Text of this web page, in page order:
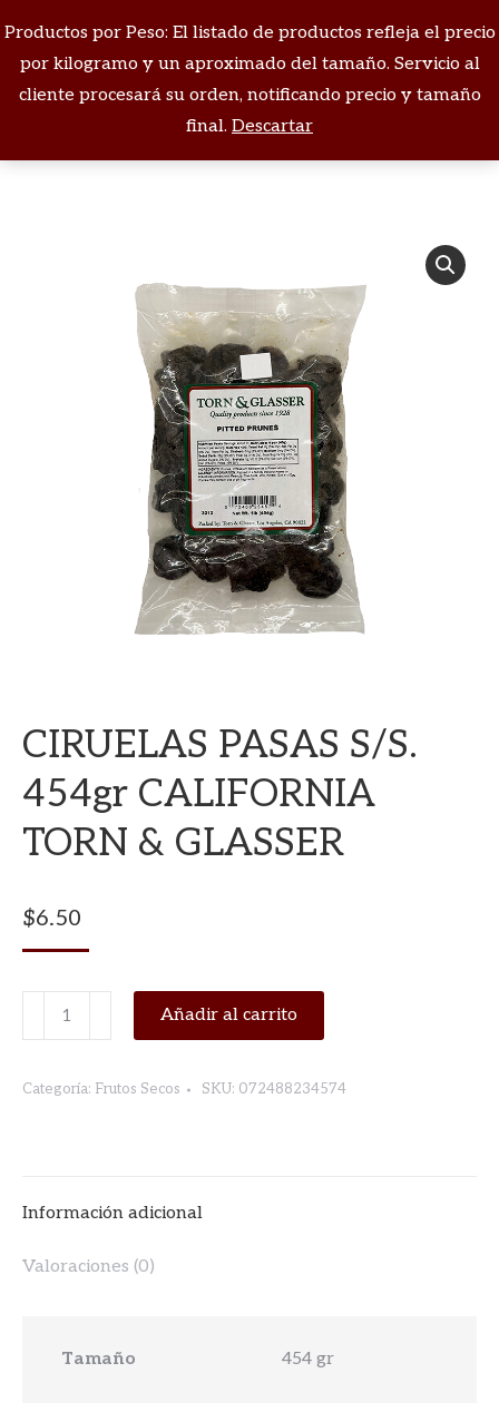
Productos por Peso: El listado de productos refleja el precio
por kilogramo y un aproximado del tamaño. Servicio al
cliente procesará su orden, notificando precio y tamaño
final. Descartar
Buscar:
Estás aquí:
CIRUELAS PASAS S/S.
454gr CALIFORNIA
TORN & GLASSER
$6.50
CIRUELAS
PASAS
454gr
GLASSER
cantidad
Añadir al carrito
Categoría: Frutos Secos SKU: 072488234574
Información adicional
Valoraciones (0)
Tamaño 454 gr